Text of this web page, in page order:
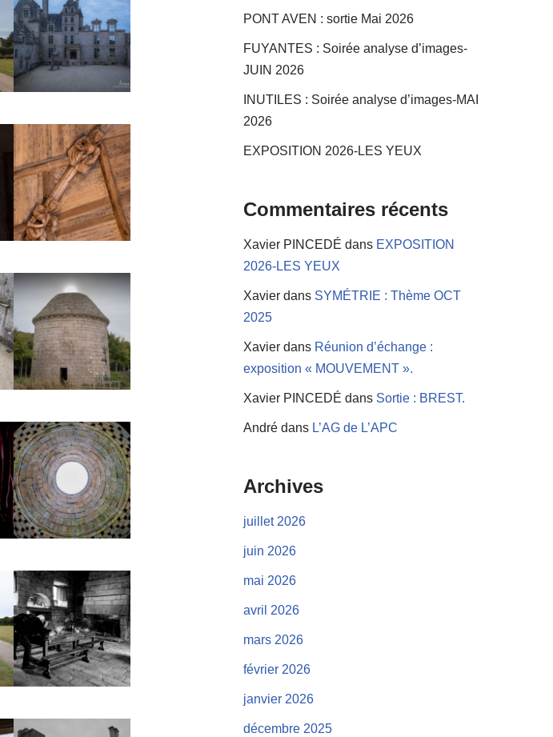
PONT AVEN : sortie Mai 2026
FUYANTES : Soirée analyse d’images-
JUIN 2026
INUTILES : Soirée analyse d’images-MAI
2026
EXPOSITION 2026-LES YEUX
Commentaires récents
Xavier PINCEDÉ dans EXPOSITION
2026-LES YEUX
Xavier dans SYMÉTRIE : Thème OCT
2025
Xavier dans Réunion d’échange :
exposition « MOUVEMENT ».
Xavier PINCEDÉ dans Sortie : BREST.
André dans L’AG de L’APC
Archives
juillet 2026
juin 2026
mai 2026
avril 2026
mars 2026
février 2026
janvier 2026
décembre 2025